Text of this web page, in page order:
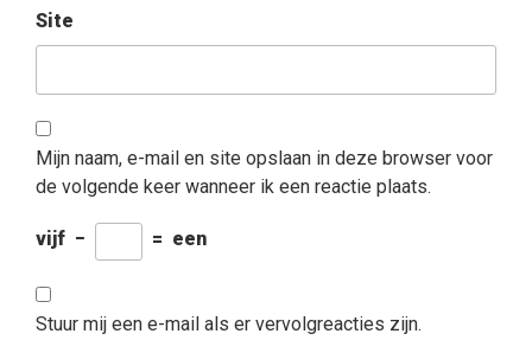
Site
Mijn naam, e-mail en site opslaan in deze browser voor
de volgende keer wanneer ik een reactie plaats.
vijf − = een
Stuur mij een e-mail als er vervolgreacties zijn.